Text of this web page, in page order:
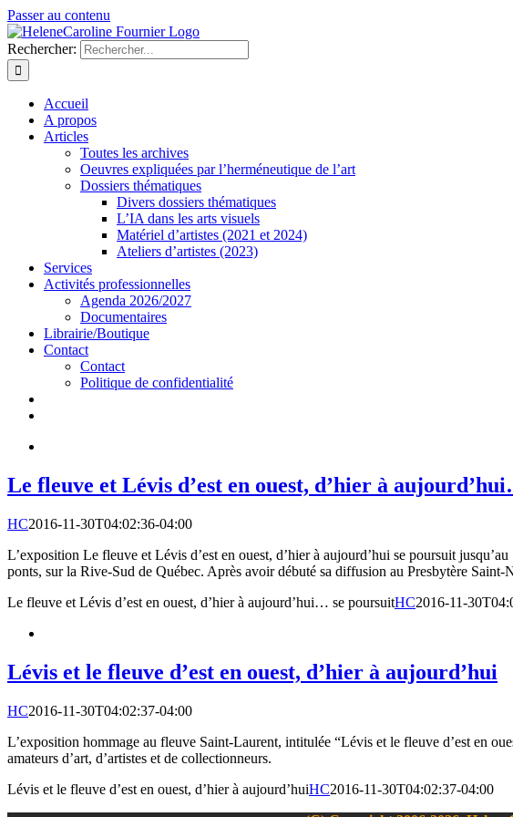
Passer au contenu
Rechercher:
Accueil
A propos
Articles
Toutes les archives
Oeuvres expliquées par l’herméneutique de l’art
Dossiers thématiques
Divers dossiers thématiques
L’IA dans les arts visuels
Matériel d’artistes (2021 et 2024)
Ateliers d’artistes (2023)
Services
Activités professionnelles
Agenda 2026/2027
Documentaires
Librairie/Boutique
Contact
Contact
Politique de confidentialité
Le fleuve et Lévis d’est en ouest, d’hier à
HC2016-11-30T04:02:36-04:00
L’exposition Le fleuve et Lévis d’est en ouest, d’hier à aujourd’hui se poursuit
ponts, sur la Rive-Sud de Québec. Après avoir débuté sa diffusion au Presbytère
Le fleuve et Lévis d’est en ouest, d’hier à aujourd’hui… se poursuitHC2016-11-
Lévis et le fleuve d’est en ouest, d’hier à aujourd’hui
HC2016-11-30T04:02:37-04:00
L’exposition hommage au fleuve Saint-Laurent, intitulée “Lévis et le fleuve d’est en
amateurs d’art, d’artistes et de collectionneurs.
Lévis et le fleuve d’est en ouest, d’hier à aujourd’huiHC2016-11-30T04:02:37-04:00